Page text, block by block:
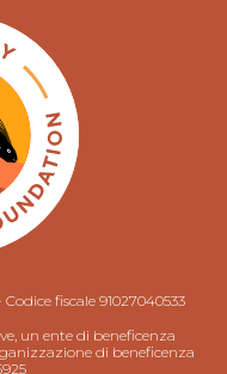
fiscale 91027040533
un ente di beneficenza
di beneficenza